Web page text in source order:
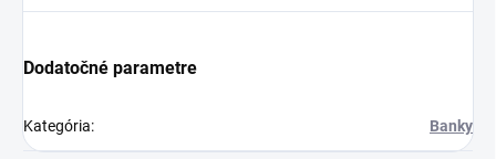
Dodatočné parametre
Kategória: Banky